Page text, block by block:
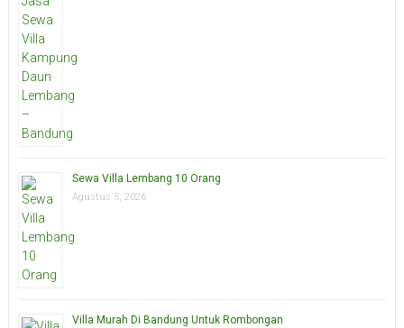
Sewa Villa Lembang 10 Orang
Agustus 5, 2026
Villa Murah Di Bandung Untuk Rombongan